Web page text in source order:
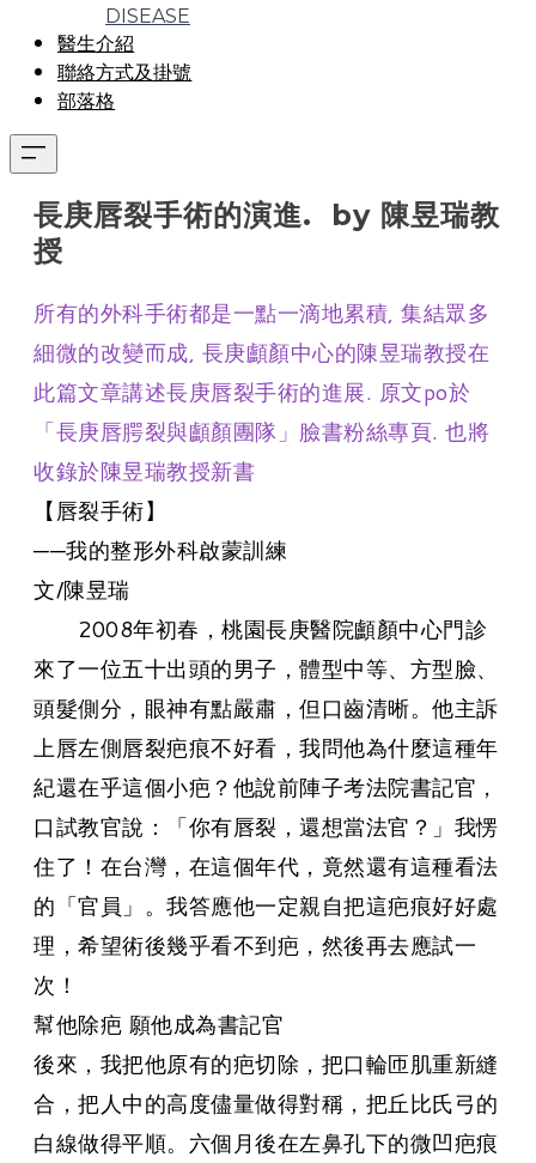
DISEASE
醫生介紹
聯絡方式及掛號
部落格
長庚唇裂手術的演進. by 陳昱瑞教
授
所有的外科手術都是一點一滴地累積, 集結眾多
細微的改變而成, 長庚顱顏中心的陳昱瑞教授在
此篇文章講述長庚唇裂手術的進展. 原文po於
「長庚唇腭裂與顱顏團隊」臉書粉絲專頁. 也將
收錄於陳昱瑞教授新書
​【唇裂手術】
──我的整形外科啟蒙訓練
文/陳昱瑞
2008年初春，桃園長庚醫院顱顏中心門診
來了一位五十出頭的男子，體型中等、方型臉、
頭髮側分，眼神有點嚴肅，但口齒清晰。他主訴
上唇左側唇裂疤痕不好看，我問他為什麼這種年
紀還在乎這個小疤？他說前陣子考法院書記官，
口試教官說：「你有唇裂，還想當法官？」我愣
住了！在台灣，在這個年代，竟然還有這種看法
的「官員」。我答應他一定親自把這疤痕好好處
理，希望術後幾乎看不到疤，然後再去應試一
次！
幫他除疤 願他成為書記官
後來，我把他原有的疤切除，把口輪匝肌重新縫
合，把人中的高度儘量做得對稱，把丘比氏弓的
白線做得平順。六個月後在左鼻孔下的微凹疤痕